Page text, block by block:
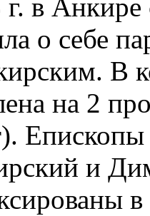
в
о себе
В
на 2
и